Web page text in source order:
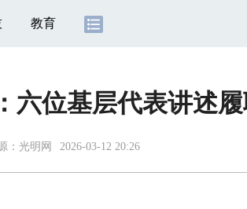
教育
六位基层代表讲述
： 光明网 2026-03-12 20:26